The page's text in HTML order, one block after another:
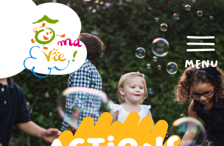
menu